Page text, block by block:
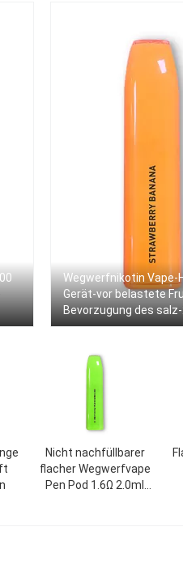
Wegwerfnikotin Vape-
Gerät-vor belastete
Bevorzugung des salz-
Nicht nachfüllbarer
flacher Wegwerfvape
Pen Pod 1.6Ω 2.0ml